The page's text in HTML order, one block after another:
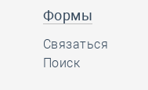
Формы
Связаться
Поиск